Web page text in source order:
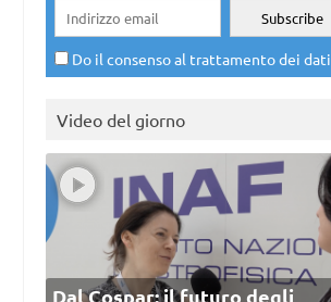
Do il consenso al trattamento dei dati
Video del giorno
Dal Cospar: il futuro degli